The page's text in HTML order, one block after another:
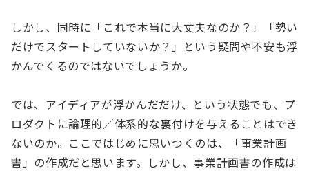
しかし、同時に「これで本当に大丈夫なのか？」「勢い
だけでスタートしていないか？」という疑問や不安も浮
かんでくるのではないでしょうか。
では、アイディアが浮かんだだけ、という状態でも、プ
ロダクトに論理的／体系的な裏付けを与えることはでき
ないのか。ここではじめに思いつくのは、「事業計画
書」の作成だと思います。しかし、事業計画書の作成は